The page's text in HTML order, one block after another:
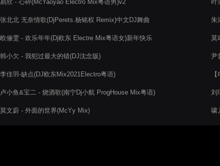
易欣 - 心碎(McYaoyao Electro Mix粤语男)v2
张北北 无奈情歌(DjPerets.杨铭权 Remix)中文DJ舞曲
欧俪雯 - 欢乐年年(Dj欧东 Electre Mix粤语女)新年快乐
韩小欠 - 我犯过最大的错(DJ沈念版)
李佳羽-缺点(DJ欧东Mix2021Electro粤语)
卢小鱼&宝二 - 烧酒歌(南宁Dj小航 ProgHouse Mix粤语)
莫文蔚 - 外面的世界(McYy Mix)
叶
朱
莫
尹
刘
啸